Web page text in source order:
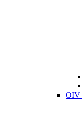
OIV